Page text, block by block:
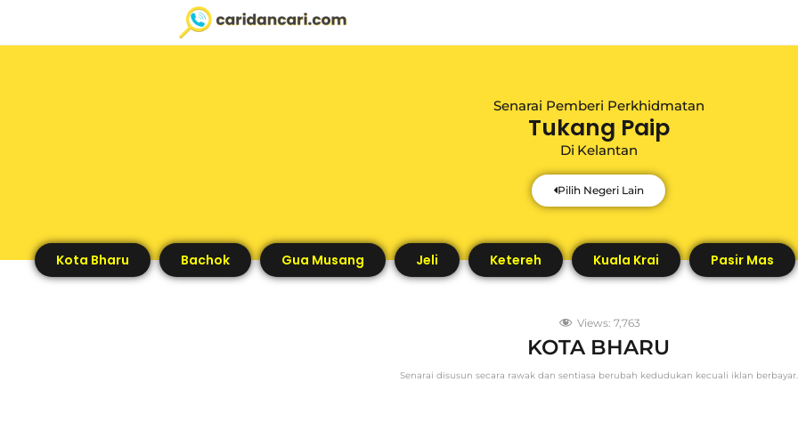
Senarai Pemberi Perkhidmatan
Tukang Paip
Di Kelantan
Pilih Negeri Lain
Kota Bharu Bachok Gua Musang Jeli Ketereh Kuala Krai Pasir Mas
Views: 7,763
KOTA BHARU
Senarai disusun secara rawak dan sentiasa berubah kedudukan kecuali iklan berbayar.